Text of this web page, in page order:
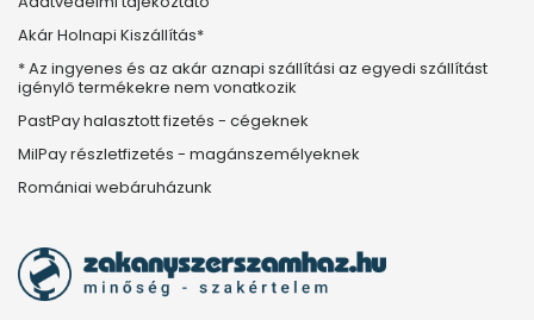
Akár Holnapi Kiszállítás*
* Az ingyenes és az akár aznapi szállítási az egyedi szállítást
igénylő termékekre nem vonatkozik
PastPay halasztott fizetés - cégeknek
MilPay részletfizetés - magánszemélyeknek
Romániai webáruházunk